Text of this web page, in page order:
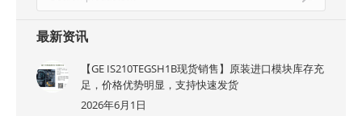
最新资讯
【GE IS210TEGSH1B现货销售】原装进口模块库存充
足，价格优势明显，支持快速发货
2026年6月1日